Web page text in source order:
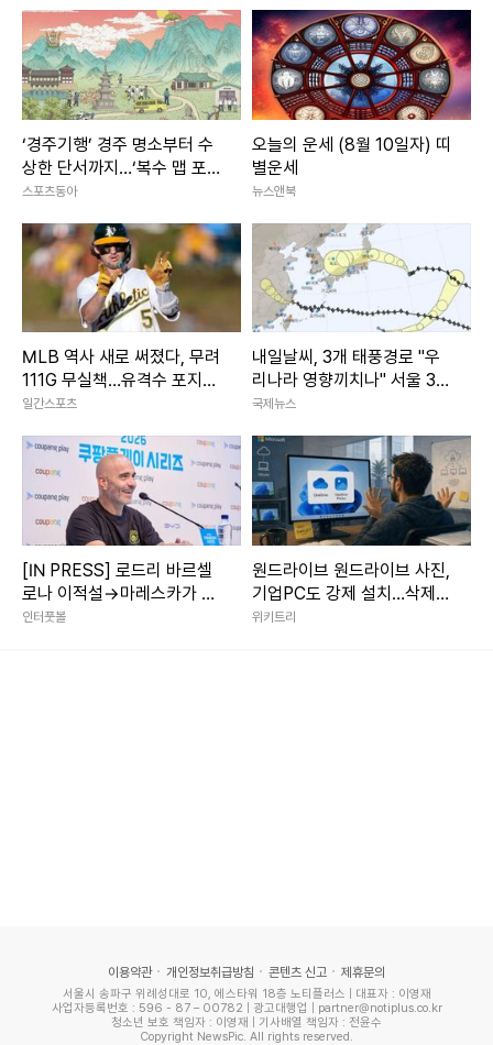
20대 시간 관련 추가 취업 가능자는 11만명으로 작년 같은 달
보다 7천명 줄었다.
시간 관련 추가 취업 가능자는 고용동향을 조사할 당시 주간
취업 시간이 36시간 미만이면서 추가 취업을 희망하고, 추가
취업이 가능한 사람이다. 취업자로 분류되지만 사실상 구직자
moment@yna.co.kr
관련뉴스
정부, 반년째 '경기둔화 우려' 진단…"물가수준 높고 수출 부진"
(종합)
취업자 67만7천명↑ 5개월째 둔화…내년엔 더 어렵다(종합2
보)
KDI "내년 취업자 8만4천명 증가, 올해의 10분의 1로 대폭 축
소"
더보기/
Copyright ⓒ 연합뉴스 무단 전재 및 재배포 금지
본 콘텐츠는 에서 공유된 콘텐츠입니다.
‘경주기행’ 경주 명소부터 수
상한 단서까지…‘복수 맵 포스
터’ 공개
스포츠동아
오늘의 운세 (8월 10일자) 띠
별운세
뉴스앤북
MLB 역사 새로 써졌다, 무려
111G 무실책…유격수 포지션
역대 1위 '대업'
일간스포츠
내일날씨, 3개 태풍경로 "우
리나라 영향끼치나" 서울 33
도 폭염 이어져
국제뉴스
[IN PRESS] 로드리 바르셀
로나 이적설→마레스카가 직
접 입 열었다…“업데이트 없
인터풋볼
원드라이브 원드라이브 사진,
기업PC도 강제 설치…삭제는
전체 제거뿐
위키트리
이용약관 개인정보취급방침 콘텐츠 신고 제휴문의
서울시 송파구 위례성대로 10, 에스타워 18층 노티플러스 | 대표자 : 이영재
사업자등록번호 : 596 - 87 – 00782 | 광고대행업 | partner@notiplus.co.kr
청소년 보호 책임자 : 이영재 | 기사배열 책임자 : 전윤수
Copyright NewsPic. All rights reserved.